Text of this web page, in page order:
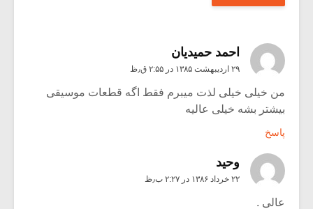
احمد حمیدیان
۲۹ اردیبهشت ۱۳۸۵ در ۲:۵۵ ق٫ظ
من خیلی خیلی لذت میبرم فقط اگه قطعات موسیقی
بیشتر بشه خیلی عالیه
پاسخ
وحید
۲۲ خرداد ۱۳۸۶ در ۲:۲۷ ب٫ظ
عالی .